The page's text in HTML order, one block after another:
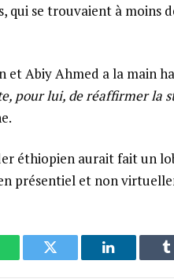
qui se trouvaient à moins
et Abiy Ahmed a la main
pour lui, de réaffirmer la
éthiopien aurait fait un
présentiel et non
Twitter LinkedIn